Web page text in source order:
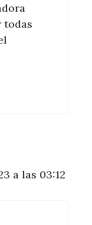
todas
a las 03:12